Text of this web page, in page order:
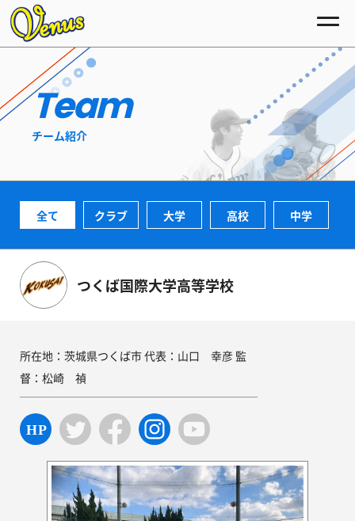
Team
チーム紹介
全て クラブ 大学 高校 中学
つくば国際大学高等学校
所在地：茨城県つくば市 代表：山口 幸彦 監
督：松崎 禎